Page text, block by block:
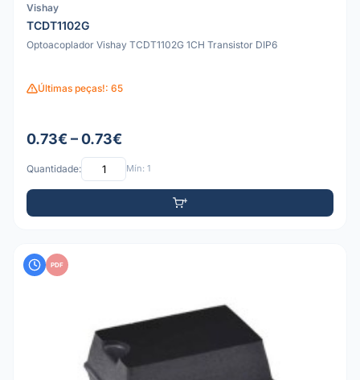
Vishay
TCDT1102G
Optoacoplador Vishay TCDT1102G 1CH Transistor DIP6
Últimas peças!: 65
0.73€ – 0.73€
Quantidade: Mín: 1
PDF